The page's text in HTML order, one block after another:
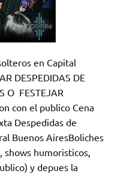
en Capital
DESPEDIDAS DE
O FESTEJAR
con el publico Cena
Despedidas de
Buenos AiresBoliches
shows humoristicos,
y depues la